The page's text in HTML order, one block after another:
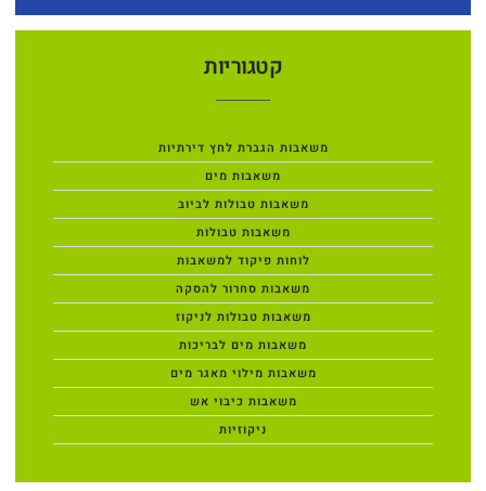
קטגוריות
משאבות הגברת לחץ דירתיות
משאבות מים
משאבות טבולות לביוב
משאבות טבולות
לוחות פיקוד למשאבות
משאבות סחרור להסקה
משאבות טבולות לניקוז
משאבות מים לבריכות
משאבות מילוי מאגר מים
משאבות כיבוי אש
ניקוזיות